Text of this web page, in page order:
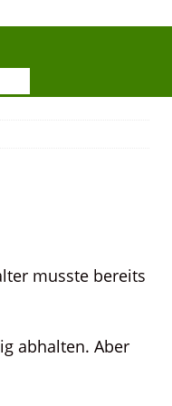
musste bereits
abhalten. Aber